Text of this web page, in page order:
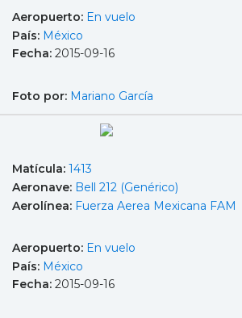
Aeropuerto: En vuelo
País: México
Fecha: 2015-09-16
Foto por: Mariano García
Matícula: 1413
Aeronave: Bell 212 (Genérico)
Aerolínea: Fuerza Aerea Mexicana FAM
Aeropuerto: En vuelo
País: México
Fecha: 2015-09-16